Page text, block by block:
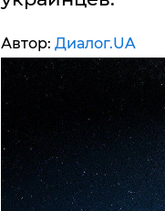
Автор: Диалог.UA